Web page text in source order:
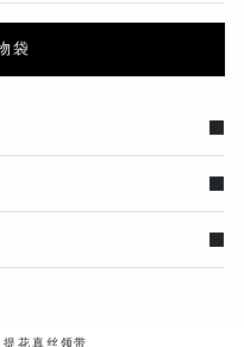
袋
提花真丝领带